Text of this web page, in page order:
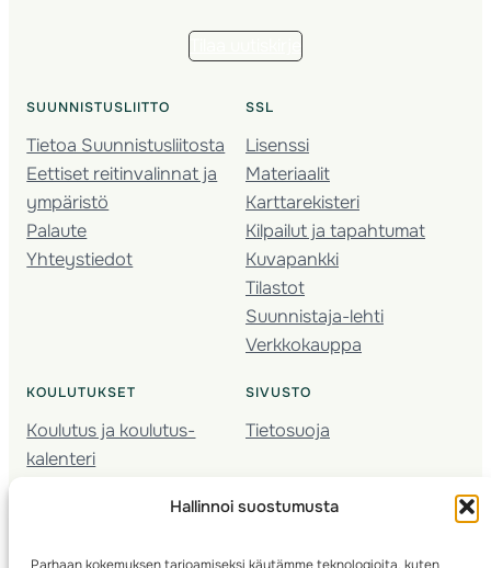
Hallinnoi suostumusta
SUUNNISTUSLIITTO
Tietoa Suunnistusliitosta
Eettiset reitinvalinnat ja
ympäristö
Palaute
Yhteystiedot
SSL
Lisenssi
Materiaalit
Karttarekisteri
Kilpailut ja tapahtumat
Kuvapankki
Tilastot
Suunnistaja-lehti
Verkkokauppa
KOULUTUKSET
Koulutus ja koulutus­
kalenteri
Seura­kehittäminen
SIVUSTO
Tietosuoja